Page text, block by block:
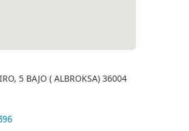
5 BAJO ( ALBROKSA) 36004